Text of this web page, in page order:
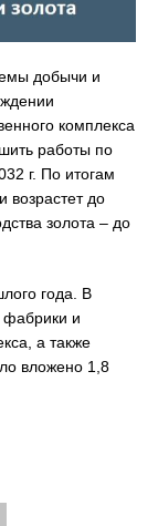
добычи и
комплекса
работы по
г. По итогам
возрастет до
золота – до
года. В
фабрики и
а также
вложено 1,8